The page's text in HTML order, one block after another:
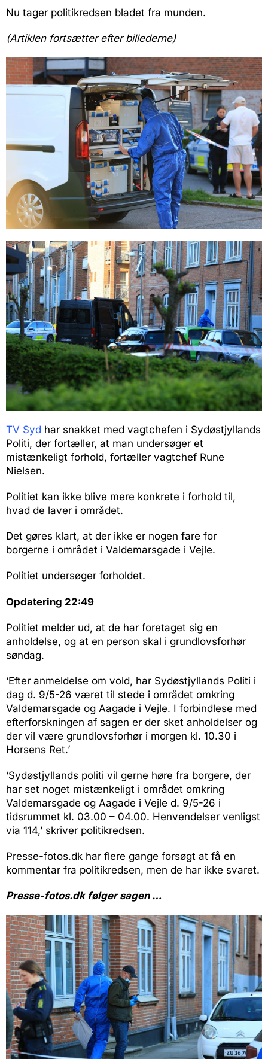
Nu tager politikredsen bladet fra munden.
(Artiklen fortsætter efter billederne)
TV Syd har snakket med vagtchefen i Sydøstjyllands
Politi, der fortæller, at man undersøger et
mistænkeligt forhold, fortæller vagtchef Rune
Nielsen.
Politiet kan ikke blive mere konkrete i forhold til,
hvad de laver i området.
Det gøres klart, at der ikke er nogen fare for
borgerne i området i Valdemarsgade i Vejle.
Politiet undersøger forholdet.
Opdatering 22:49
Politiet melder ud, at de har foretaget sig en
anholdelse, og at en person skal i grundlovsforhør
søndag.
‘Efter anmeldelse om vold, har Sydøstjyllands Politi i
dag d. 9/5-26 været til stede i området omkring
Valdemarsgade og Aagade i Vejle. I forbindlese med
efterforskningen af sagen er der sket anholdelser og
der vil være grundlovsforhør i morgen kl. 10.30 i
Horsens Ret.’
‘Sydøstjyllands politi vil gerne høre fra borgere, der
har set noget mistænkeligt i området omkring
Valdemarsgade og Aagade i Vejle d. 9/5-26 i
tidsrummet kl. 03.00 – 04.00. Henvendelser venligst
via 114,’ skriver politikredsen.
Presse-fotos.dk har flere gange forsøgt at få en
kommentar fra politikredsen, men de har ikke svaret.
Presse-fotos.dk følger sagen …